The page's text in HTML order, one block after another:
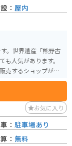
。世界遺産「熊野古
人気があります。
売するショップがあ
なっています。 バ
す。熊野古道は、一
風光明媚な海岸線や
として
、新鮮な魚介類な
食店でも味わうこと
： 屋内
お気に入り
： 駐車場あり
： 無料